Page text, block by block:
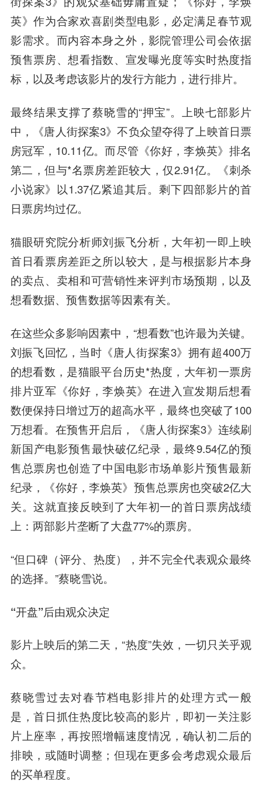
英》作为合家欢喜剧类型电影，必定满足春节观
影需求。而内容本身之外，影院管理公司会依据
预售票房、想看指数、宣发曝光度等实时热度指
标，以及考虑该影片的发行方能力，进行排片。
最终结果支撑了蔡晓雪的“押宝”。上映七部影片
中，《唐人街探案3》不负众望夺得了上映首日票
房冠军，10.11亿。而尽管《你好，李焕英》排名
第二，但与*名票房差距较大，仅2.91亿。《刺杀
小说家》以1.37亿紧追其后。剩下四部影片的首
日票房均过亿。
猫眼研究院分析师刘振飞分析，大年初一即上映
首日看票房差距之所以较大，是与根据影片本身
的卖点、卖相和可营销性来评判市场预期，以及
想看数据、预售数据等因素有关。
在这些众多影响因素中，“想看数”也许最为关键。
刘振飞回忆，当时《唐人街探案3》拥有超400万
的想看数，是猫眼平台历史*热度，大年初一票房
排片亚军《你好，李焕英》在进入宣发期后想看
数便保持日增过万的超高水平，最终也突破了100
万想看。在预售开启后，《唐人街探案3》连续刷
新国产电影预售最快破亿纪录，最终9.54亿的预
售总票房也创造了中国电影市场单影片预售最新
纪录，《你好，李焕英》预售总票房也突破2亿大
关。这就直接反映到了大年初一的首日票房战绩
上：两部影片垄断了大盘77%的票房。
“但口碑（评分、热度），并不完全代表观众最终
的选择。”蔡晓雪说。
“开盘”后由观众决定
影片上映后的第二天，“热度”失效，一切只关乎观
众。
蔡晓雪过去对春节档电影排片的处理方式一般
是，首日抓住热度比较高的影片，即初一关注影
片上座率，再按照增幅速度情况，确认初二后的
排映，或随时调整；但现在更多会考虑观众最后
的买单程度。